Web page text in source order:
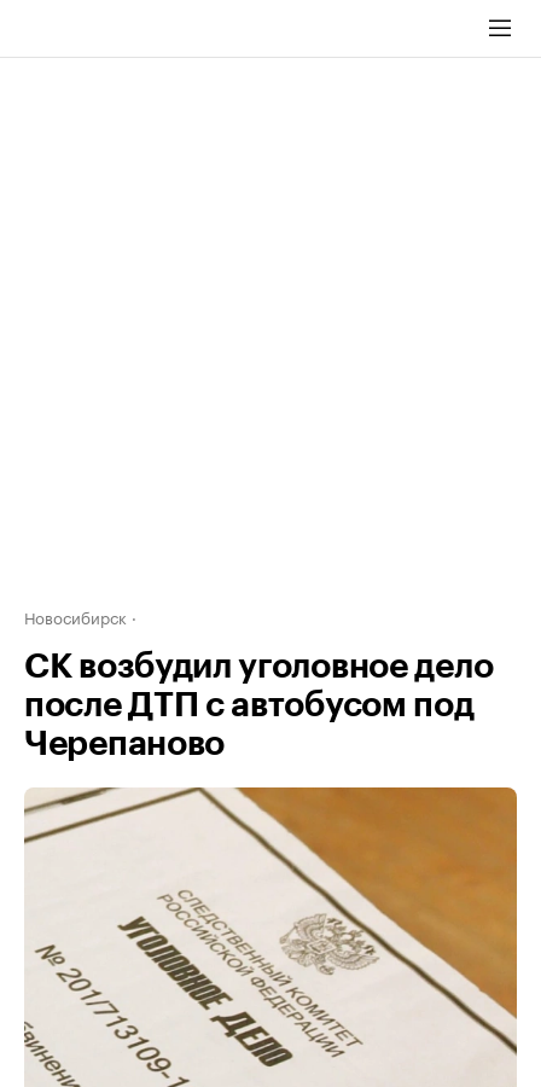
Новосибирск
СК возбудил уголовное дело
после ДТП с автобусом под
Черепаново